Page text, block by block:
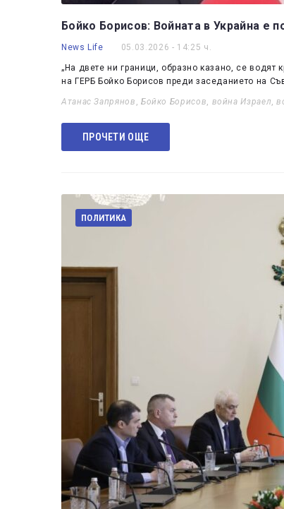
Бойко Борисов: Войната в Украйна е
News Life 05.03.2026 - 14:25 ч.
„На двете ни граници, образно казано, се водят
на ГЕРБ Бойко Борисов преди заседанието на
Атанас Запрянов , Бойко Борисов, война Израел,
ПРОЧЕТИ ОЩЕ
ПОЛИТИКА